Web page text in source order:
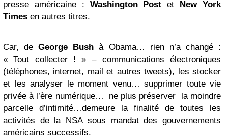
presse américaine : WashingtonPost et New York
Times en autres titres.
Car, deGeorge Bush à Obama… rien n’a changé :
« Tout collecter ! » – communications électroniques
(téléphones, internet, mail et autres tweets), les stocker
et les analyser le moment venu… supprimer toute vie
privée à l’ère numérique… ne plus préserver la moindre
parcelle d’intimité…demeure la finalité de toutes les
activités de la NSA sous mandat des gouvernements
américains successifs.